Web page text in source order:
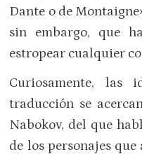
Dante o de
sin embargo, que
estropear cualquier
Curiosamente, las
traducción se
Nabokov, del que
de los personajes